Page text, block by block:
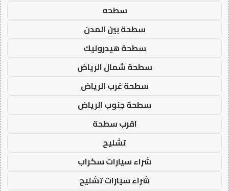
سطحه
سطحة بين المدن
سطحة هيدروليك
سطحة شمال الرياض
سطحة غرب الرياض
سطحة جنوب الرياض
اقرب سطحة
تشليح
شراء سيارات سكراب
شراء سيارات تشليح